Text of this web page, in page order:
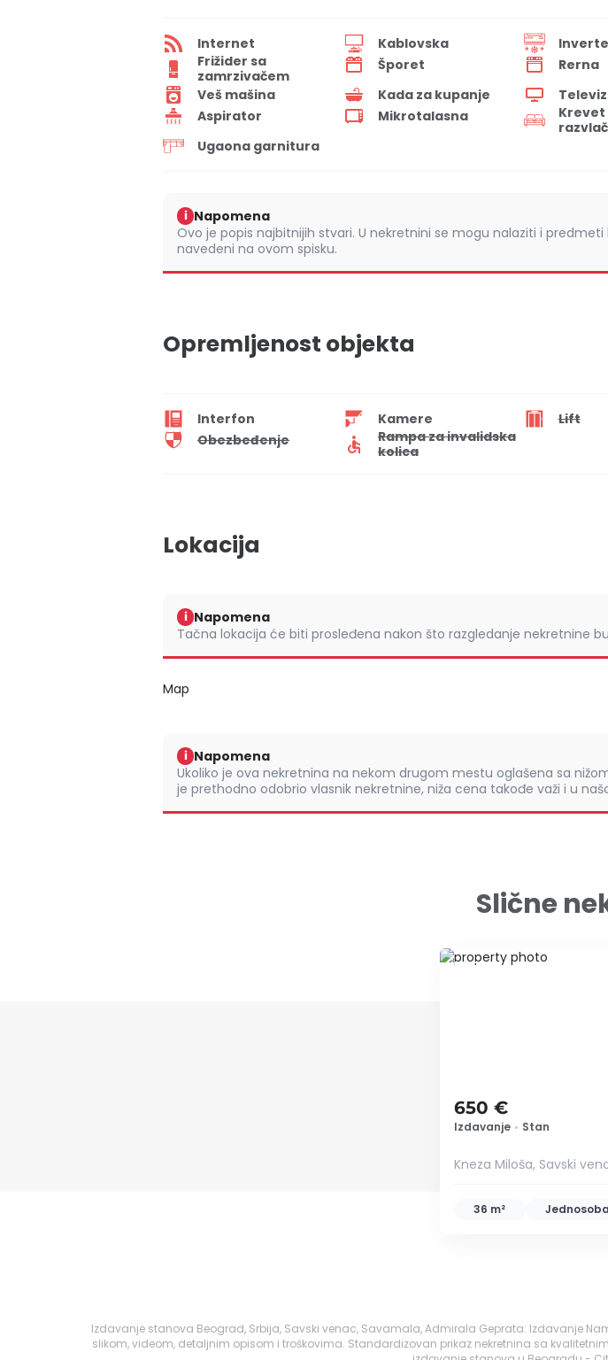
Internet Kablovska
Frižider sa
zamrzivačem
Šporet
Rerna
Veš mašina
Kada za kupanje
Aspirator
Mikrotalasna
Krevet
Ugaona garnitura
i Napomena
Ovo je popis najbitnijih stvari. U nekretnini se mogu nalaziti i predmeti
navedeni na ovom spisku.
Opremljenost objekta
Interfon Kamere
Lift
Obezbeđenje
Rampa za invalidska
kolica
Lokacija
i Napomena
Tačna lokacija će biti prosleđena nakon što razgledanje nekretnine
Map
i Napomena
Ukoliko je ova nekretnina na nekom drugom mestu oglašena sa
je prethodno odobrio vlasnik nekretnine, niža cena takođe važi i u
Slične
ID 72546
650 €
Izdavanje • Stan
Kneza Miloša, Savski
36 m²
Izdavanje stanova Beograd, Srbija, Savski venac, Savamala, Admirala Geprata: Izdavanje
slikom, videom, detaljnim opisom i troškovima. Standardizovan prikaz nekretnina sa